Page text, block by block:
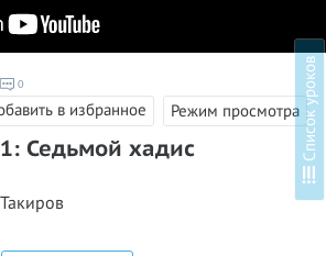
0
в избранное Режим просмотра
Седьмой хадис в